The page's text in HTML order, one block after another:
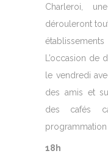
Charleroi,
dérouleront
L’occasion de
le vendredi
des amis et
des cafés
programmation
18h